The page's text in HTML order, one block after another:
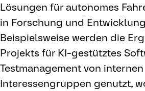
Lösungen für autonomes
in Forschung und
Beispielsweise werden die
Projekts für KI-gestütztes
Testmanagement von internen
Interessengruppen genutzt,